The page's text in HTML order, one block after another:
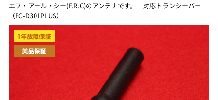
エフ・アール・シー(F.R.C)のアンテナです。 対応トランシーバー
（FC-D301PLUS）